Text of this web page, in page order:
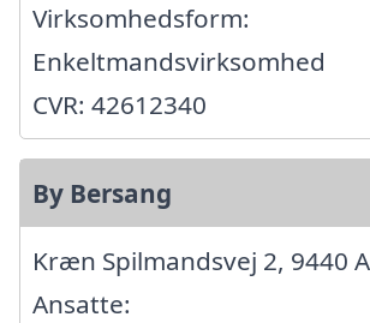
Virksomhedsform:
Enkeltmandsvirksomhed
CVR: 42612340
By Bersang
Kræn Spilmandsvej 2, 9440
Ansatte: